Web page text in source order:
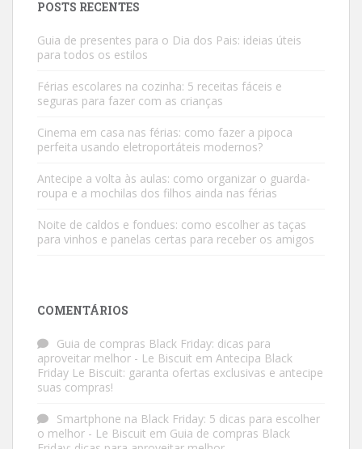
POSTS RECENTES
Guia de presentes para o Dia dos Pais: ideias úteis
para todos os estilos
Férias escolares na cozinha: 5 receitas fáceis e
seguras para fazer com as crianças
Cinema em casa nas férias: como fazer a pipoca
perfeita usando eletroportáteis modernos?
Antecipe a volta às aulas: como organizar o guarda-
roupa e a mochilas dos filhos ainda nas férias
Noite de caldos e fondues: como escolher as taças
para vinhos e panelas certas para receber os amigos
COMENTÁRIOS
Guia de compras Black Friday: dicas para
aproveitar melhor - Le Biscuit em Antecipa Black
Friday Le Biscuit: garanta ofertas exclusivas e antecipe
suas compras!
Smartphone na Black Friday: 5 dicas para escolher
o melhor - Le Biscuit em Guia de compras Black